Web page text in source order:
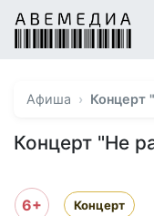
Афиша Концерт
Концерт "Не
6+ Концерт